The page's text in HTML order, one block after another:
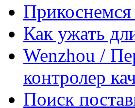
Прикоснемся
Как ужать
Wenzhou /
контролер
Поиск